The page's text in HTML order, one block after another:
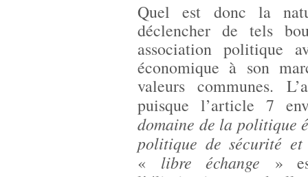
Quel est donc la
déclencher de tels
association politique
économique à son
valeurs communes.
puisque l’article 7
domaine de la politique
politique de sécurité et
« libre échange »